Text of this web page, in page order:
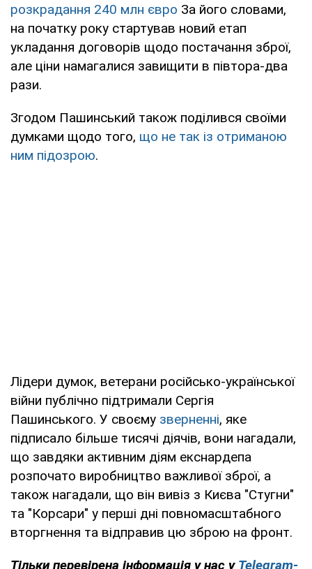
розкрадання 240 млн євро За його словами,
на початку року стартував новий етап
укладання договорів щодо постачання зброї,
але ціни намагалися завищити в півтора-два
рази.
Згодом Пашинський також поділився своїми
думками щодо того, що не так із отриманою
ним підозрою.
Лідери думок, ветерани російсько-української
війни публічно підтримали Сергія
Пашинського. У своєму зверненні, яке
підписало більше тисячі діячів, вони нагадали,
що завдяки активним діям екснардепа
розпочато виробництво важливої зброї, а
також нагадали, що він вивіз з Києва "Стугни"
та "Корсари" у перші дні повномасштабного
вторгнення та відправив цю зброю на фронт.
Тільки перевірена інформація у нас у Telegram-